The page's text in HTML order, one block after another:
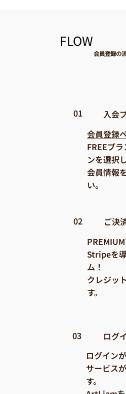
​FLOW
会員登録の
会員登録
FREEプ
ンを選択
会員情報
い。
Stripeを
ム！
クレジッ
す。
ログイン
サービス
す。
入会
ご決
ログ
01
02
03